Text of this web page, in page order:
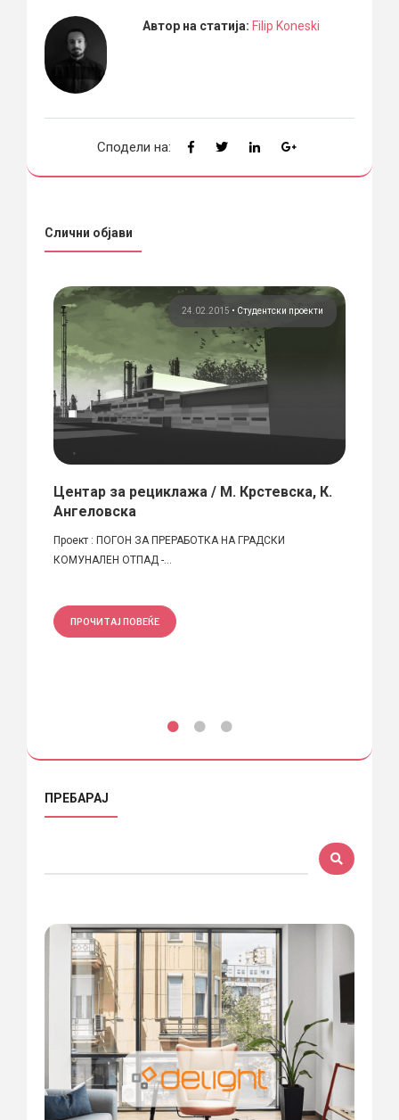
Автор на статија: Filip Koneski
Сподели на:
Слични објави
24.02.2015 • Студентски проекти
Центар за рециклажа / М. Крстевска, К.
Ангеловска
Проект : ПОГОН ЗА ПРЕРАБОТКА НА ГРАДСКИ
КОМУНАЛЕН ОТПАД -...
ПРОЧИТАЈ ПОВЕЌЕ
ПРЕБАРАЈ